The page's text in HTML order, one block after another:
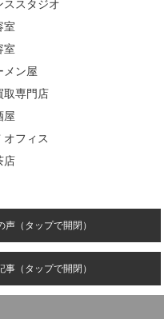
スタジオ
室
室
メン屋
取専門店
屋
フィス
店
（タップで開閉）
（タップで開閉）